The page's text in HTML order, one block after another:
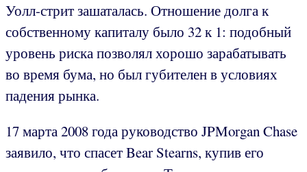
Уолл-стрит зашаталась. Отношение долга к
собственному капиталу было 32 к 1: подобный
уровень риска позволял хорошо зарабатывать
во время бума, но был губителен в условиях
падения рынка.
17 марта 2008 года руководство JPMorgan Chase
заявило, что спасет Bear Stearns, купив его